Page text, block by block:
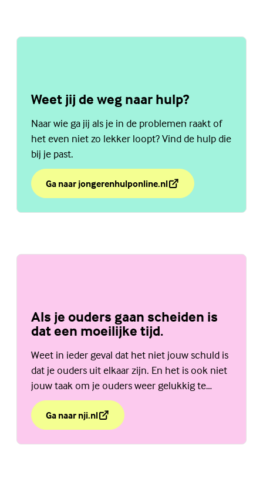
Weet jij de weg naar hulp?
Naar wie ga jij als je in de problemen raakt of
het even niet zo lekker loopt? Vind de hulp die
bij je past.
Ga naar jongerenhulponline.nl
over Weet jij de weg naar hulp?
(Externe link)
Als je ouders gaan scheiden is
dat een moeilijke tijd.
Weet in ieder geval dat het niet jouw schuld is
dat je ouders uit elkaar zijn. En het is ook niet
jouw taak om je ouders weer gelukkig te
maken. Bekijk de website van het NJi.
Ga naar nji.nl
over Als je ouders gaan scheiden is dat een moeilijke
(Externe link)